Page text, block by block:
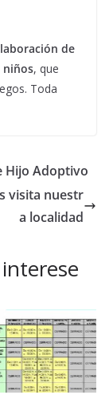
de
niños, que
Toda
Hijo Adoptivo
visita nuestr
a localidad